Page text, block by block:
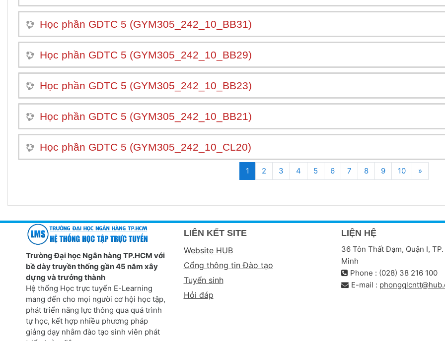
Học phần GDTC 5 (GYM305_242_10_BB31)
Học phần GDTC 5 (GYM305_242_10_BB29)
Học phần GDTC 5 (GYM305_242_10_BB23)
Học phần GDTC 5 (GYM305_242_10_BB21)
Học phần GDTC 5 (GYM305_242_10_CL20)
1 (current)
2 3 4 5 6 7 8 9 10 »Tiếp
Trường Đại học Ngân hàng TP.HCM với
bề dày truyền thống gần 45 năm xây
dựng và trưởng thành
Hệ thống Học trực tuyến E-Learning
mang đến cho mọi người cơ hội học tập,
phát triển năng lực thông qua quá trình
tự học, kết hợp nhiều phương pháp
giảng dạy nhằm đào tạo sinh viên phát
LIÊN KẾT SITE
Website HUB
Cổng thông tin Đào tạo
Tuyển sinh
Hỏi đáp
LIỆN HỆ
36 Tôn Thất Đạm, Quận I,
Minh
Phone : (028) 38 216 100
E-mail :